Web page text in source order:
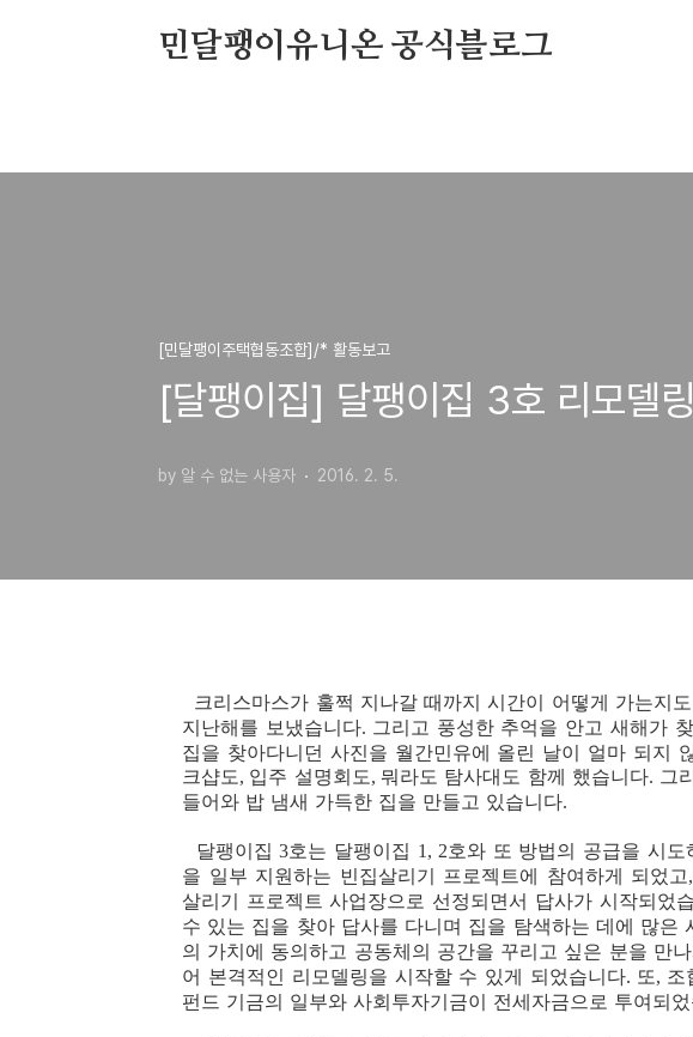
민달팽이유니온 공식블로그
[민달팽이주택협동조합]/* 활동보고
[달팽이집] 달팽이집 3호 리모델
by 알 수 없는 사용자 2016. 2. 5.
크리스마스가 훌쩍 지나갈 때까지 시간이 어떻게 가는지
지난해를 보냈습니다. 그리고 풍성한 추억을 안고 새해가
집을 찾아다니던 사진을 월간민유에 올린 날이 얼마 되지
크샵도, 입주 설명회도,뭐라도 탐사대도 함께 했습니다. 그
들어와 밥 냄새 가득한 집을 만들고 있습니다.
달팽이집3호는 달팽이집 1, 2호와 또 방법의 공급을 시
을 일부 지원하는 빈집살리기 프로젝트에 참여하게 되었고
살리기 프로젝트 사업장으로 선정되면서 답사가 시작되었
수 있는 집을 찾아 답사를 다니며 집을 탐색하는 데에 많은
의 가치에 동의하고 공동체의 공간을 꾸리고 싶은 분을 만
어 본격적인 리모델링을 시작할 수 있게 되었습니다. 또, 조
펀드 기금의 일부와 사회투자기금이 전세자금으로 투여되